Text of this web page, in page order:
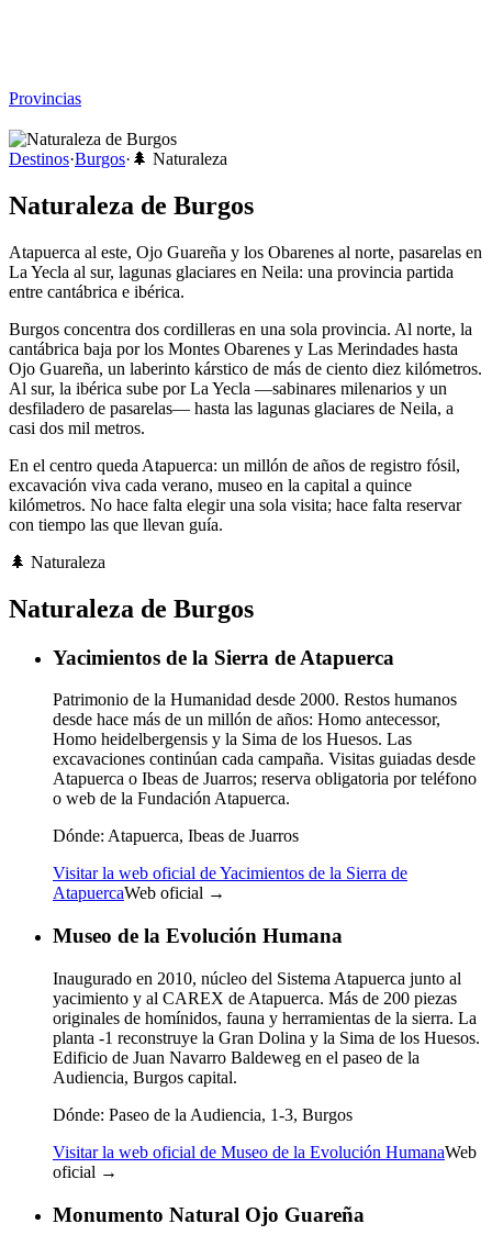
Provincias
Destinos·Burgos· 🌲 Naturaleza
Naturaleza de Burgos
Atapuerca al este, Ojo Guareña y los Obarenes al norte, pasarelas en
La Yecla al sur, lagunas glaciares en Neila: una provincia partida
entre cantábrica e ibérica.
Burgos concentra dos cordilleras en una sola provincia. Al norte, la
cantábrica baja por los Montes Obarenes y Las Merindades hasta
Ojo Guareña, un laberinto kárstico de más de ciento diez kilómetros.
Al sur, la ibérica sube por La Yecla —sabinares milenarios y un
desfiladero de pasarelas— hasta las lagunas glaciares de Neila, a
casi dos mil metros.
En el centro queda Atapuerca: un millón de años de registro fósil,
excavación viva cada verano, museo en la capital a quince
kilómetros. No hace falta elegir una sola visita; hace falta reservar
con tiempo las que llevan guía.
🌲 Naturaleza
Naturaleza de Burgos
Yacimientos de la Sierra de Atapuerca
Patrimonio de la Humanidad desde 2000. Restos humanos
desde hace más de un millón de años: Homo antecessor,
Homo heidelbergensis y la Sima de los Huesos. Las
excavaciones continúan cada campaña. Visitas guiadas desde
Atapuerca o Ibeas de Juarros; reserva obligatoria por teléfono
o web de la Fundación Atapuerca.
Dónde: Atapuerca, Ibeas de Juarros
Visitar la web oficial de Yacimientos de la Sierra de
AtapuercaWeb oficial →
Museo de la Evolución Humana
Inaugurado en 2010, núcleo del Sistema Atapuerca junto al
yacimiento y al CAREX de Atapuerca. Más de 200 piezas
originales de homínidos, fauna y herramientas de la sierra. La
planta -1 reconstruye la Gran Dolina y la Sima de los Huesos.
Edificio de Juan Navarro Baldeweg en el paseo de la
Audiencia, Burgos capital.
Dónde: Paseo de la Audiencia, 1-3, Burgos
Visitar la web oficial de Museo de la Evolución HumanaWeb
oficial →
Monumento Natural Ojo Guareña